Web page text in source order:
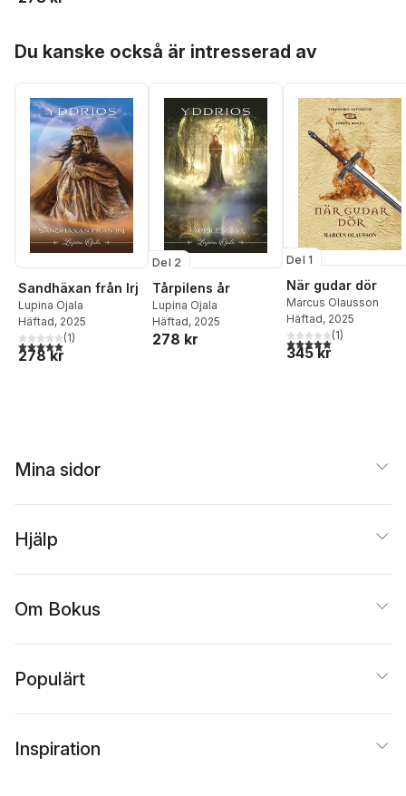
Du kanske också är intresserad av
Sandhäxan från Irj
Lupina Ojala
Häftad, 2025
5,0utav 5 stjärnor. Totalt antal röster:
(1)
278 kr
Del 2
Tårpilens år
Lupina Ojala
Häftad, 2025
278 kr
Del 1
När gudar dör
Marcus Olausson
Häftad, 2025
5,0utav 5 stjärnor.
(1)
345 kr
Mina sidor
Hjälp
Om Bokus
Populärt
Inspiration